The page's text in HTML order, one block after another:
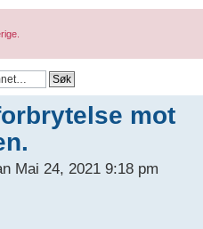
mot
Mai 24, 2021 9:18 pm